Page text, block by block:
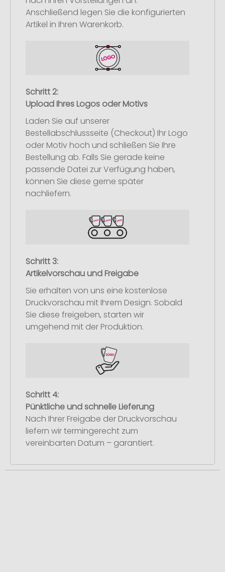
Anschließend legen Sie die konfigurierten
Artikel in Ihren Warenkorb.
Schritt 2:
Upload Ihres Logos oder Motivs
Laden Sie auf unserer
Bestellabschlussseite (Checkout) Ihr Logo
oder Motiv hoch und schließen Sie Ihre
Bestellung ab. Falls Sie gerade keine
passende Datei zur Verfügung haben,
können Sie diese gerne später
nachliefern.
Schritt 3:
Artikelvorschau und Freigabe
Sie erhalten von uns eine kostenlose
Druckvorschau mit Ihrem Design. Sobald
Sie diese freigeben, starten wir
umgehend mit der Produktion.
Schritt 4:
Pünktliche und schnelle Lieferung
Nach Ihrer Freigabe der Druckvorschau
liefern wir termingerecht zum
vereinbarten Datum – garantiert.